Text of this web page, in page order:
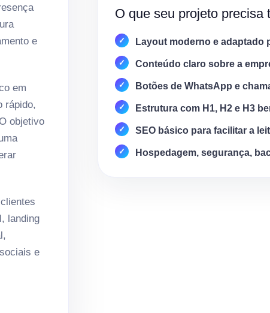
e
em
rápido,
objetivo
landing
e
O que seu projeto precisa
Layout moderno e adaptado
Conteúdo claro sobre a
Botões de WhatsApp e
Estrutura com H1, H2 e H3
SEO básico para facilitar a
Hospedagem, segurança,